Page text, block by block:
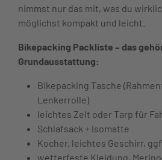
nimmst nur das mit, was du
möglichst kompakt und leicht.
Bikepacking Packliste – das
Grundausstattung:
Bikepacking Tasche
Lenkerrolle)
leichtes Zelt oder Tarp für
Schlafsack + Isomatte
Kocher, leichtes Geschirr,
wetterfeste Kleidung,